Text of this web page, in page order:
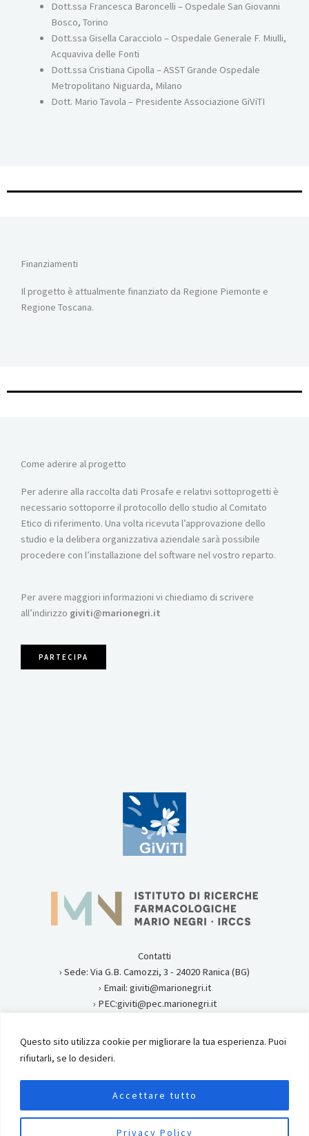
Questo sito utilizza cookie per migliorare la tua esperienza. Puoi
rifiutarli, se lo desideri.
Privacy Policy
Accettare tutto
Dott.ssa Francesca Baroncelli – Ospedale San Giovanni
Bosco, Torino
Dott.ssa Gisella Caracciolo – Ospedale Generale F. Miulli,
Acquaviva delle Fonti
Dott.ssa Cristiana Cipolla – ASST Grande Ospedale
Metropolitano Niguarda, Milano
Dott. Mario Tavola – Presidente Associazione GiViTI
Finanziamenti
Il progetto è attualmente finanziato da Regione Piemonte e
Regione Toscana.
Come aderire al progetto
Per aderire alla raccolta dati Prosafe e relativi sottoprogetti è
necessario sottoporre il protocollo dello studio al Comitato
Etico di riferimento. Una volta ricevuta l’approvazione dello
studio e la delibera organizzativa aziendale sarà possibile
procedere con l’installazione del software nel vostro reparto.
Per avere maggiori informazioni vi chiediamo di scrivere
all’indirizzo giviti@marionegri.it
PARTECIPA
Contatti
› Sede: Via G.B. Camozzi, 3 - 24020 Ranica (BG)
› Email: giviti@marionegri.it
› PEC:giviti@pec.marionegri.it
Privacy
Istituto di Ricerche Farmacologiche Mario Negri IRCCS
Copyright © 2026 GiViTI.